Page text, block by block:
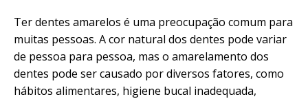
Ter dentes amarelos é uma preocupação comum para
muitas pessoas. A cor natural dos dentes pode variar
de pessoa para pessoa, mas o amarelamento dos
dentes pode ser causado por diversos fatores, como
hábitos alimentares, higiene bucal inadequada,